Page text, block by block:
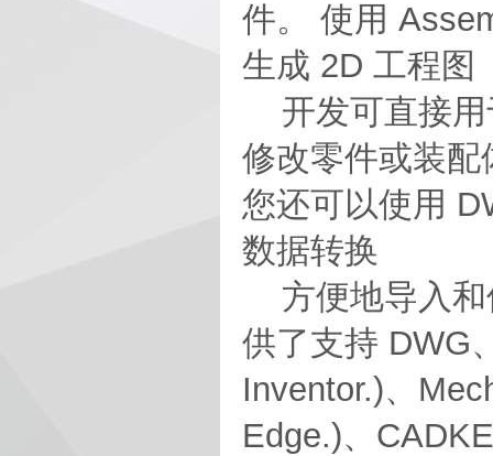
件。 使用
生成 2D 工程图
开发可直接用
修改零件或装
您还可以使用
数据转换
方便地导入和
供了支持 DWG
Inventor.)、
Edge.)、